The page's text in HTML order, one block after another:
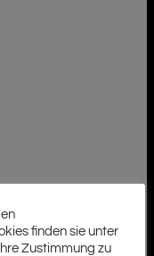
finden sie unter
Zustimmung zu